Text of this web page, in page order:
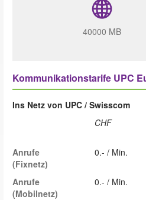
40000 MB
Kommunikationstarife UPC
Ins Netz von UPC / Swisscom
CHF
Anrufe
(Fixnetz)
0.- / Min.
Anrufe
(Mobilnetz)
0.- / Min.